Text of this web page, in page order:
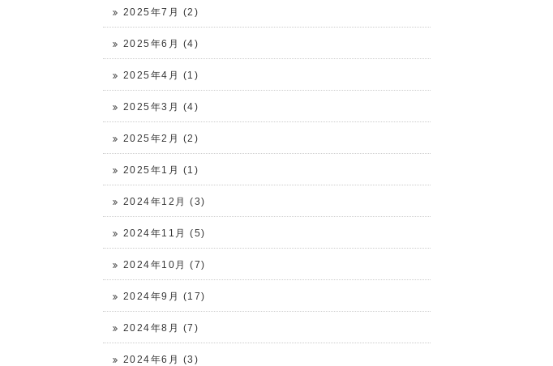
2025年7月 (2)
2025年6月 (4)
2025年4月 (1)
2025年3月 (4)
2025年2月 (2)
2025年1月 (1)
2024年12月 (3)
2024年11月 (5)
2024年10月 (7)
2024年9月 (17)
2024年8月 (7)
2024年6月 (3)